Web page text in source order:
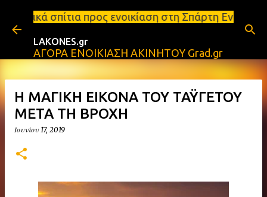
Μετάβαση στο κύριο περιεχόμενο
ενοικίαση στη Σπάρτη Ενοικιάσεις
LAKONES.gr
ΑΓΟΡΑ ΕΝΟΙΚΙΑΣΗ ΑΚΙΝΗΤΟΥ Grad.gr
Η ΜΑΓΙΚΗ ΕΙΚΟΝΑ ΤΟΥ ΤΑΫΓΕΤΟΥ
ΜΕΤΑ ΤΗ ΒΡΟΧΗ
Ιουνίου 17, 2019